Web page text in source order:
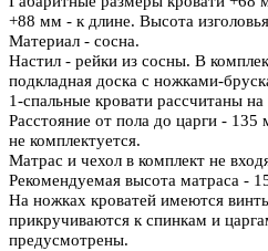
+88 мм - к длине. Высота
Материал - сосна.
Настил - рейки из сосны. В
подкладная доска с ножками-
1-спальные кровати рассчитаны
Расстояние от пола до царги -
не комплектуется.
Матрас и чехол в комплект не
Рекомендуемая высота матраса -
На ножках кроватей имеются
прикручиваются к спинкам и
предусмотрены.